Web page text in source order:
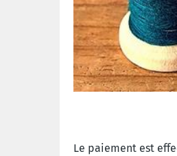
Le paiement est